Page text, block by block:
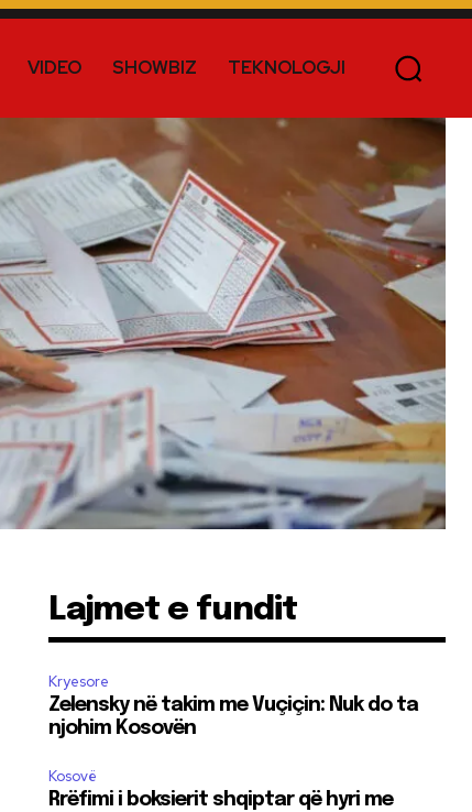
VIDEO SHOWBIZ TEKNOLOGJI
Lajmet e fundit
Kryesore
Zelensky në takim me Vuçiçin: Nuk do ta
njohim Kosovën
Kosovë
Rrëfimi i boksierit shqiptar që hyri me